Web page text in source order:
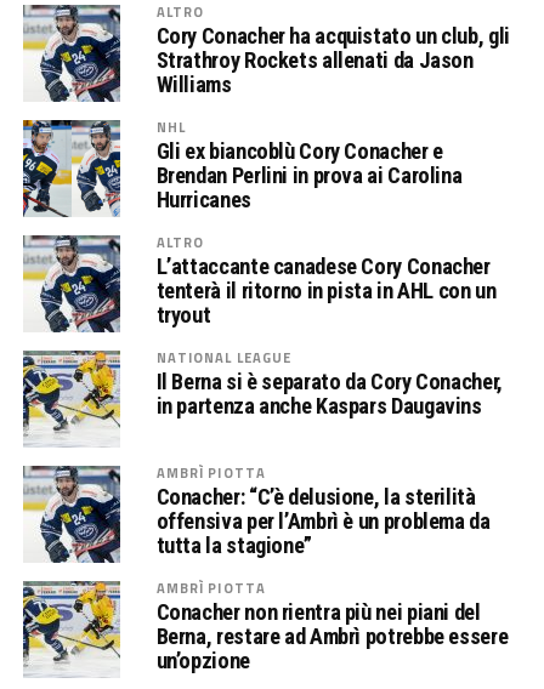
ALTRO
Cory Conacher ha acquistato un club, gli
Strathroy Rockets allenati da Jason
Williams
NHL
Gli ex biancoblù Cory Conacher e
Brendan Perlini in prova ai Carolina
Hurricanes
ALTRO
L’attaccante canadese Cory Conacher
tenterà il ritorno in pista in AHL con un
tryout
NATIONAL LEAGUE
Il Berna si è separato da Cory Conacher,
in partenza anche Kaspars Daugavins
AMBRÌ PIOTTA
Conacher: “C’è delusione, la sterilità
offensiva per l’Ambrì è un problema da
tutta la stagione”
AMBRÌ PIOTTA
Conacher non rientra più nei piani del
Berna, restare ad Ambrì potrebbe essere
un’opzione